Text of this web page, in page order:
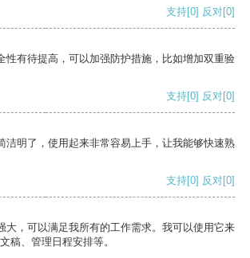
支持[0] 反对[0]
性有待提高，可以加强防护措施，比如增加双重验
支持[0] 反对[0]
洁明了，使用起来非常容易上手，让我能够快速熟
支持[0] 反对[0]
大，可以满足我所有的工作需求。我可以使用它来
稿、管理日程安排等。